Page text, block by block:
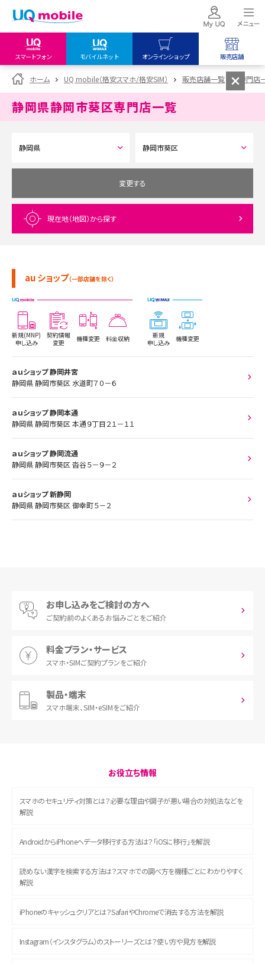
スマートフォン モバイルネット オンラインショップ 販売店舗
my UQ WiMAX
UQ WiMAX ご契約の方
My UQ mobile
データチャージサイト
UQ mobile
オンラインショップ
UQ WiMAX
UQ mobile
販売店舗
UQ WiMAX
ホーム UQ mobile（格安スマホ/格安SIM） 販売店舗一覧 専門店
静岡県静岡市葵区専門店一覧
変更する
現在地（地図）から探す
au ショップ（一部店舗を除く）
新規(MNP)
申し込み
契約情報
変更
機種変更 料金収納
新規
申し込み
機種変更
ａｕショップ 静岡井宮
静岡県 静岡市葵区 水道町７０－６
ａｕショップ 静岡本通
静岡県 静岡市葵区 本通９丁目２１－１１
ａｕショップ 静岡流通
静岡県 静岡市葵区 沓谷５－９－２
ａｕショップ 新静岡
静岡県 静岡市葵区 御幸町５－２
お申し込みをご検討の方へ
ご契約前のよくあるお悩みごとをご紹介
料金プラン・サービス
スマホ・SIMご契約プランをご紹介
製品・端末
スマホ端末、SIM・eSIMをご紹介
お役立ち情報
スマホのセキュリティ対策とは？必要な理由や調子が悪い場合の対処法などを
解説
AndroidからiPhoneへデータ移行する方法は？「iOSに移行」を解説
読めない漢字を検索する方法は？スマホでの調べ方を機種ごとにわかりやすく
解説
iPhoneのキャッシュクリアとは？SafariやChromeで消去する方法を解説
Instagram（インスタグラム）のストーリーズとは？使い方や見方を解説